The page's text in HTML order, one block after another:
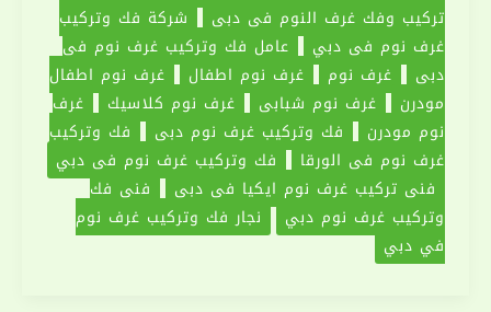
|0551030094|
نجار
رخيص
تركيب وفك غرف النوم في دبي
شركة فك وتركيب
غرف نوم فى دبي
عامل فك وتركيب غرف نوم فى
دبي
غرف نوم غرف نوم اطفال
غرف نوم اطفال
مودرن
غرف نوم شبابي غرف نوم كلاسيك
غرف
نوم مودرن
فك وتركيب غرف نوم دبي
فك وتركيب
غرف نوم في الورقا
فك وتركيب غرف نوم في دبي
فني تركيب غرف نوم ايكيا فى دبي
فني فك
وتركيب غرف نوم دبي
نجار فك وتركيب غرف نوم
في دبي